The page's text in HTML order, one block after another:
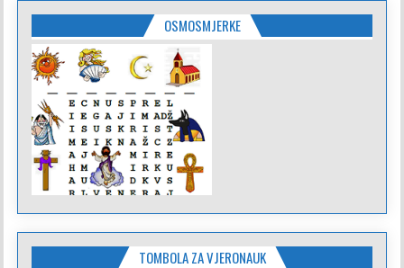
OSMOSMJERKE
TOMBOLA ZA VJERONAUK